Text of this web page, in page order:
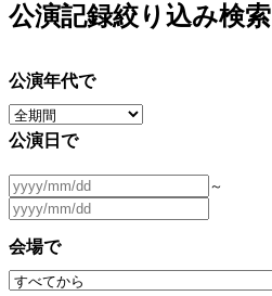
公演記録絞り込み検索
公演年代で
公演日で
～
会場で